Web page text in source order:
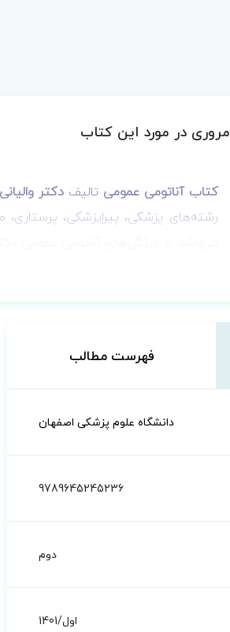
مروری در مورد این کتاب
کتاب آناتومی عمومیتالیفدکتر والیانی
رشته‌های پزشکی، پیراپزشکی،
بقیه دستگاه‌های بدن در پایان هر فصل
تصاویر قبلی است که دانشجو را از
مباحث کلیات، سیستم اسکلتی، عضلانی
فهرست مطالب
دانشگاه علوم پزشکی اصفهان
9789645245236
دوم
اول/1401